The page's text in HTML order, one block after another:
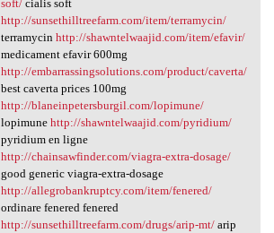
soft/cialis soft
http://sunsethilltreefarm.com/item/terramycin/
terramycin http://shawntelwaajid.com/item/efavir/
medicament efavir 600mg
http://embarrassingsolutions.com/product/caverta/
best caverta prices 100mg
http://blaneinpetersburgil.com/lopimune/
lopimune http://shawntelwaajid.com/pyridium/
pyridium en ligne
http://chainsawfinder.com/viagra-extra-dosage/
good generic viagra-extra-dosage
http://allegrobankruptcy.com/item/fenered/
ordinare fenered fenered
http://sunsethilltreefarm.com/drugs/arip-mt/arip